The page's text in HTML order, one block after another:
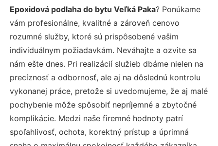
Epoxidová podlaha do bytu Veľká Paka? Ponúkame
vám profesionálne, kvalitné a zároveň cenovo
rozumné služby, ktoré sú prispôsobené vašim
individuálnym požiadavkám. Neváhajte a ozvite sa
nám ešte dnes. Pri realizácií služieb dbáme nielen na
precíznosť a odbornosť, ale aj na dôslednú kontrolu
vykonanej práce, pretože si uvedomujeme, že aj malé
pochybenie môže spôsobiť nepríjemné a zbytočné
komplikácie. Medzi naše firemné hodnoty patrí
spoľahlivosť, ochota, korektný prístup a úprimná